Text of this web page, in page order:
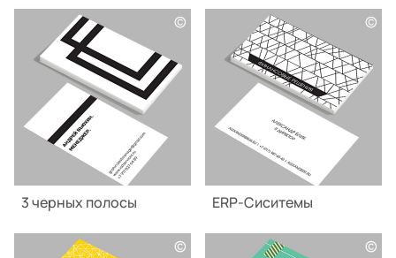
©
3 черных полосы
©
ERP-Сиситемы
© ©